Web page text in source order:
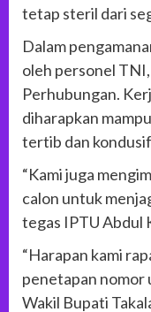
tetap steril dari
Dalam
oleh personel TNI,
Perhubungan.
diharapkan
tertib dan
“Kami juga
calon untuk
tegas IPTU Abdul
“Harapan kami
penetapan nomor
Wakil Bupati